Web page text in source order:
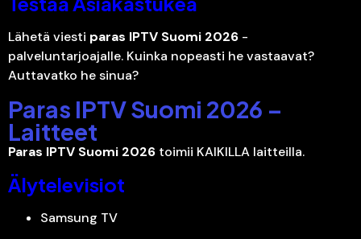
Lähetä viesti paras IPTV Suomi 2026 -
palveluntarjoajalle. Kuinka nopeasti he vastaavat?
Auttavatko he sinua?
Paras IPTV Suomi 2026 –
Laitteet
Paras IPTV Suomi 2026 toimii KAIKILLA laitteilla.
Älytelevisiot
Samsung TV